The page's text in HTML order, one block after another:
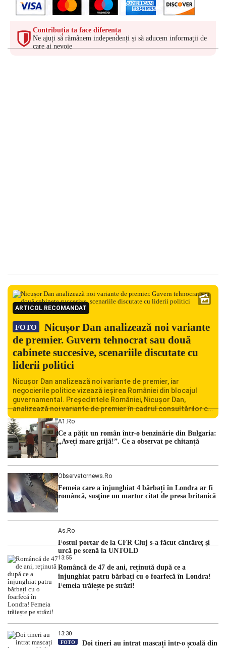
Contribuția ta face diferența
Ne ajuți să rămânem independenți și să aducem informații de
care ai nevoie
ARTICOL RECOMANDAT
FOTO
Nicușor Dan analizează noi variante
de premier. Guvern tehnocrat sau două
cabinete succesive, scenariile discutate cu
liderii politici
Nicușor Dan analizează noi variante de premier, iar
negocierile politice vizează ieșirea României din blocajul
guvernamental. Președintele României, Nicușor Dan,
analizează noi variante de premier în cadrul consultărilor cu
liderii politici. Ciprian Ciucu vorbește despre scenariul unui
guvern tehnocrat și despre posibilitatea a două cabinete
succesive. Nicușor Dan analizează noi variante de premier
România traversează […]
A1.ro
Ce a pățit un român într-o benzinărie din Bulgaria:
„Aveți mare grijă!”. Ce a observat pe chitanță
Observatornews.ro
Femeia care a înjunghiat 4 bărbați în Londra ar fi
româncă, susţine un martor citat de presa britanică
As.ro
Fostul portar de la CFR Cluj s-a făcut cântăreţ şi
urcă pe scenă la UNTOLD
13:55
Româncă de 47 de ani, reținută după ce a
înjunghiat patru bărbați cu o foarfecă în Londra!
Femeia trăiește pe străzi!
13:30
FOTO
Doi tineri au intrat mascați într-o școală din